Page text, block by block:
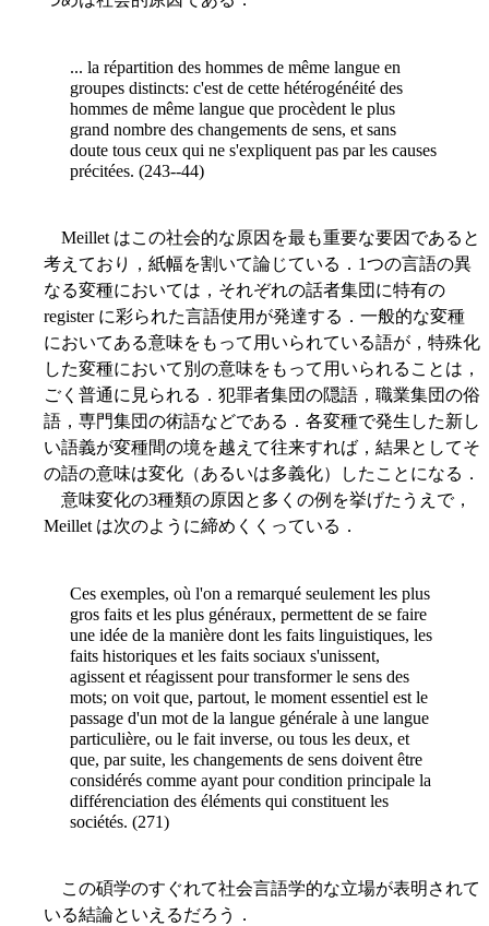
... la répartition des hommes de même langue en
groupes distincts: c'est de cette hétérogénéité des
hommes de même langue que procèdent le plus
grand nombre des changements de sens, et sans
doute tous ceux qui ne s'expliquent pas par les causes
précitées. (243--44)
Meillet はこの社会的な原因を最も重要な要因であると
考えており，紙幅を割いて論じている．1つの言語の異
なる変種においては，それぞれの話者集団に特有の
register に彩られた言語使用が発達する．一般的な変種
においてある意味をもって用いられている語が，特殊化
した変種において別の意味をもって用いられることは，
ごく普通に見られる．犯罪者集団の隠語，職業集団の俗
語，専門集団の術語などである．各変種で発生した新し
い語義が変種間の境を越えて往来すれば，結果としてそ
の語の意味は変化（あるいは多義化）したことになる．
意味変化の3種類の原因と多くの例を挙げたうえで，
Meillet は次のように締めくくっている．
Ces exemples, où l'on a remarqué seulement les plus
gros faits et les plus généraux, permettent de se faire
une idée de la manière dont les faits linguistiques, les
faits historiques et les faits sociaux s'unissent,
agissent et réagissent pour transformer le sens des
mots; on voit que, partout, le moment essentiel est le
passage d'un mot de la langue générale à une langue
particulière, ou le fait inverse, ou tous les deux, et
que, par suite, les changements de sens doivent être
considérés comme ayant pour condition principale la
différenciation des éléments qui constituent les
sociétés. (271)
この碩学のすぐれて社会言語学的な立場が表明されて
いる結論といえるだろう．